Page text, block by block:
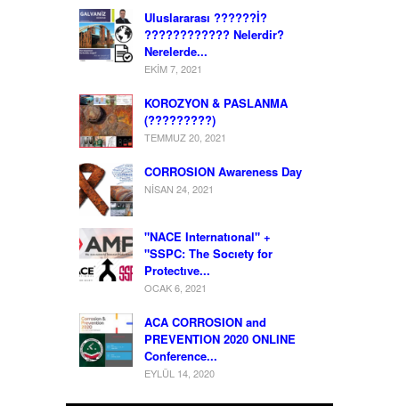
Uluslararası ??????İ?
???????????? Nelerdir?
Nerelerde...
EKIM 7, 2021
KOROZYON & PASLANMA
(?????????)
TEMMUZ 20, 2021
CORROSION Awareness Day
NISAN 24, 2021
"NACE Internatıonal" +
"SSPC: The Socıety for
Protectıve...
OCAK 6, 2021
ACA CORROSION and
PREVENTION 2020 ONLINE
Conference...
EYLÜL 14, 2020